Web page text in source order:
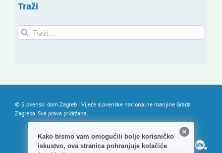
Traži
Traži...
© Slovenski dom Zagreb i Vijeće slovenske nacionalne manjine Grada
Zagreba. Sva prava pridržana.
Powered by
Kako bismo vam omogućili bolje korisničko
iskustvo, ova stranica pohranjuje kolačiće